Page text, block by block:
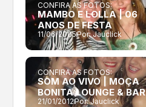
CONFIRA AS FOTOS:
MAMBO E LOLLA | 06
ANOS DE FESTA
11/06/2005Por:Jauclick
CONFIRA AS FOTOS:
SOM AO VIVO | MOÇA
BONITA LOUNGE & BAR
21/01/2012Por:Jauclick